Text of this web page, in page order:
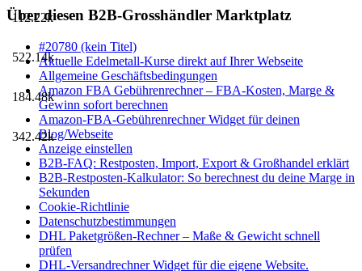
112.22k
522.14k
184.48k
342.42k
Über diesen B2B-Grosshändler Marktplatz
#20780 (kein Titel)
Aktuelle Edelmetall-Kurse direkt auf Ihrer Webseite
Allgemeine Geschäftsbedingungen
Amazon FBA Gebührenrechner – FBA-Kosten, Marge &
Gewinn sofort berechnen
Amazon-FBA-Gebührenrechner Widget für deinen
Blog/Webseite
Anzeige einstellen
B2B-FAQ: Restposten, Import, Export & Großhandel erklärt
B2B-Restposten-Kalkulator: So berechnest du deine Marge in
Sekunden
Cookie-Richtlinie
Datenschutzbestimmungen
DHL Paketgrößen-Rechner – Maße & Gewicht schnell
prüfen
DHL-Versandrechner Widget für die eigene Website.